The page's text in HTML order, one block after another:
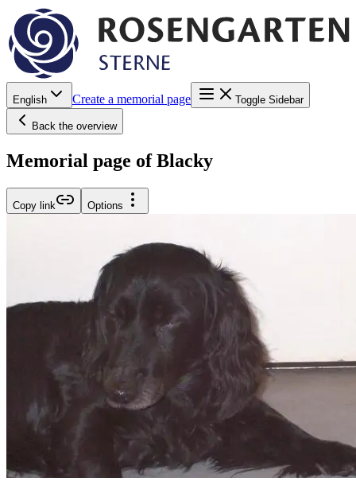
English Create a memorial page Toggle Sidebar
Back the overview
Memorial page of Blacky
Copy link Options